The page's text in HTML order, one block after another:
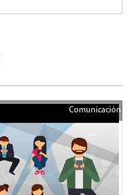
Comunicación